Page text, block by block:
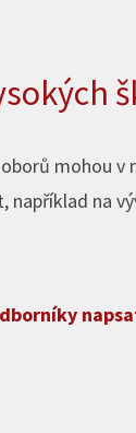
mohou v
na